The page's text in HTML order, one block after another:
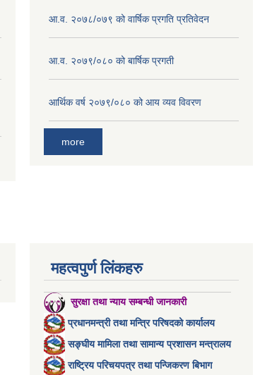
आ.व. २०७८/०७९ को वार्षिक प्रगति प्रतिवेदन
आ.व. २०७९/०८० को बार्षिक प्रगती
आर्थिक वर्ष २०७९/०८० को आय व्यव विवरण
more
महत्वपुर्ण लिंकहरु
सुरक्षा तथा न्याय सम्बन्धी जानकारी
प्रधानमन्त्री तथा मन्त्रि परिषदको कार्यालय
सङ्घीय मामिला तथा सामान्य प्रशासन मन्त्रालय
राष्ट्रिय परिचयपत्र तथा पन्जिकरण बिभाग